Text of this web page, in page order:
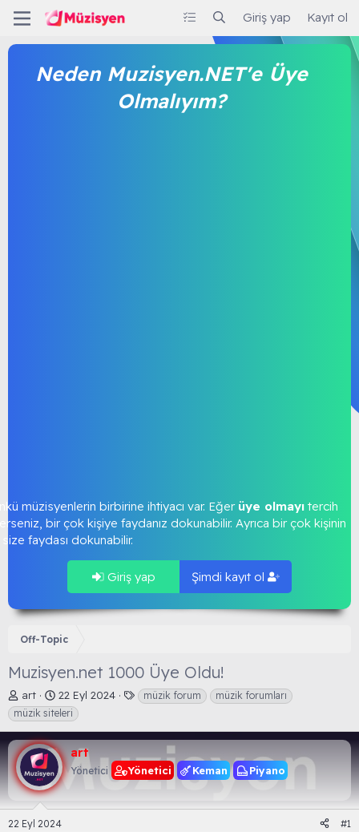
Giriş yap Kayıt ol
Neden Muzisyen.NET'e Üye
Olmalıyım?
müzisyenlerin birbirine ihtiyacı var. Eğer üye olmayı tercih
bir çok kişiye faydanız dokunabilir. Ayrıca bir çok kişinin
faydası dokunabilir.
Giriş yap Şimdi kayıt ol
Off-Topic
Muzisyen.net 1000 Üye Oldu!
K
o
n
u
y
B
a
ş
l
art
B
a
ş
l
a
n
g
ı
ç
t
22 Eyl 2024
E
k
t
l
r
müzik forum
müzik forumları
müzik siteleri
art
Yönetici Yönetici Keman Piyano
22 Eyl 2024 #1